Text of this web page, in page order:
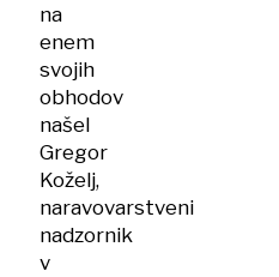
na
enem
svojih
obhodov
našel
Gregor
Koželj,
naravovarstveni
nadzornik
v